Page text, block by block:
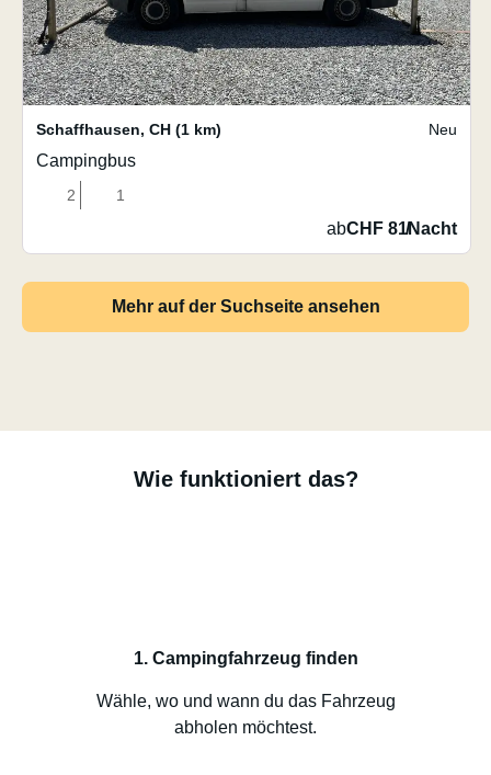
Schaffhausen, CH (1 km) Neu
Campingbus
2 1
abCHF 81/Nacht
Mehr auf der Suchseite ansehen
Wie funktioniert das?
1. Campingfahrzeug finden
Wähle, wo und wann du das Fahrzeug
abholen möchtest.